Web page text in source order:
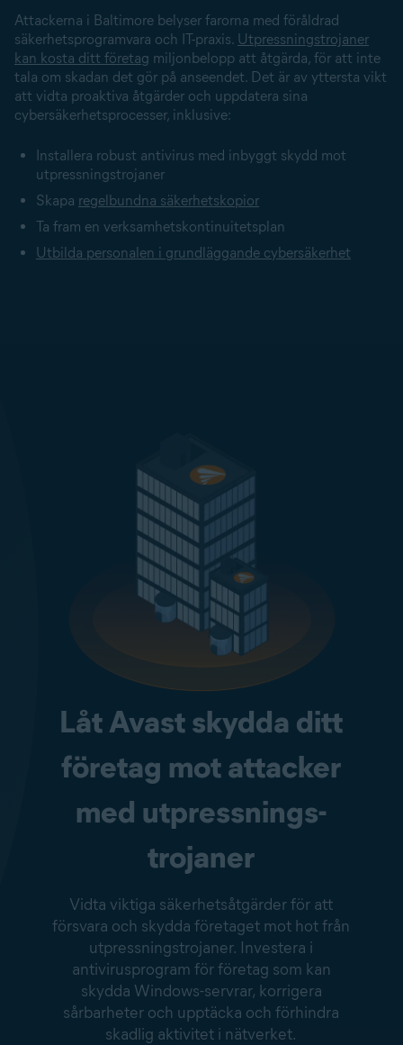
Attackerna i Baltimore belyser farorna med föråldrad
säkerhetsprogramvara och IT-praxis. Utpressnings­trojaner
kan kosta ditt företag miljonbelopp att åtgärda, för att inte
tala om skadan det gör på anseendet. Det är av yttersta vikt
att vidta proaktiva åtgärder och uppdatera sina
cybersäkerhetsprocesser, inklusive:
Installera robust antivirus med inbyggt skydd mot
utpressnings­trojaner
Skapa regelbundna säkerhetskopior
Ta fram en verksamhetskontinuitetsplan
Utbilda personalen i grundläggande cybersäkerhet
Låt Avast skydda ditt
företag mot attacker
med utpressnings­
trojaner
Vidta viktiga säkerhetsåtgärder för att
försvara och skydda företaget mot hot från
utpressnings­trojaner. Investera i
antivirusprogram för företag som kan
skydda Windows-servrar, korrigera
sårbarheter och upptäcka och förhindra
skadlig aktivitet i nätverket.